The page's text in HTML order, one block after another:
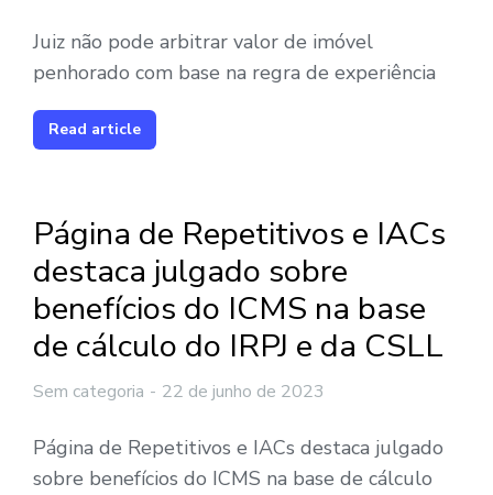
Juiz não pode arbitrar valor de imóvel
penhorado com base na regra de experiência
Read article
Página de Repetitivos e IACs
destaca julgado sobre
benefícios do ICMS na base
de cálculo do IRPJ e da CSLL
Sem categoria 22 de junho de 2023
Página de Repetitivos e IACs destaca julgado
sobre benefícios do ICMS na base de cálculo